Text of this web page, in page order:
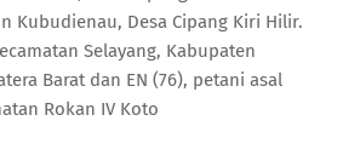
Kubudienau, Desa Cipang Kiri Hilir.
Selayang, Kabupaten
Barat dan EN (76), petani asal
Rokan IV Koto